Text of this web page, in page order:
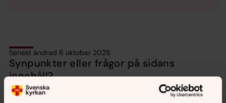
Senast ändrad 6 oktober 2025
Synpunkter eller frågor på sidans
innehåll?
backa.pastorat@svenskakyrkan.se